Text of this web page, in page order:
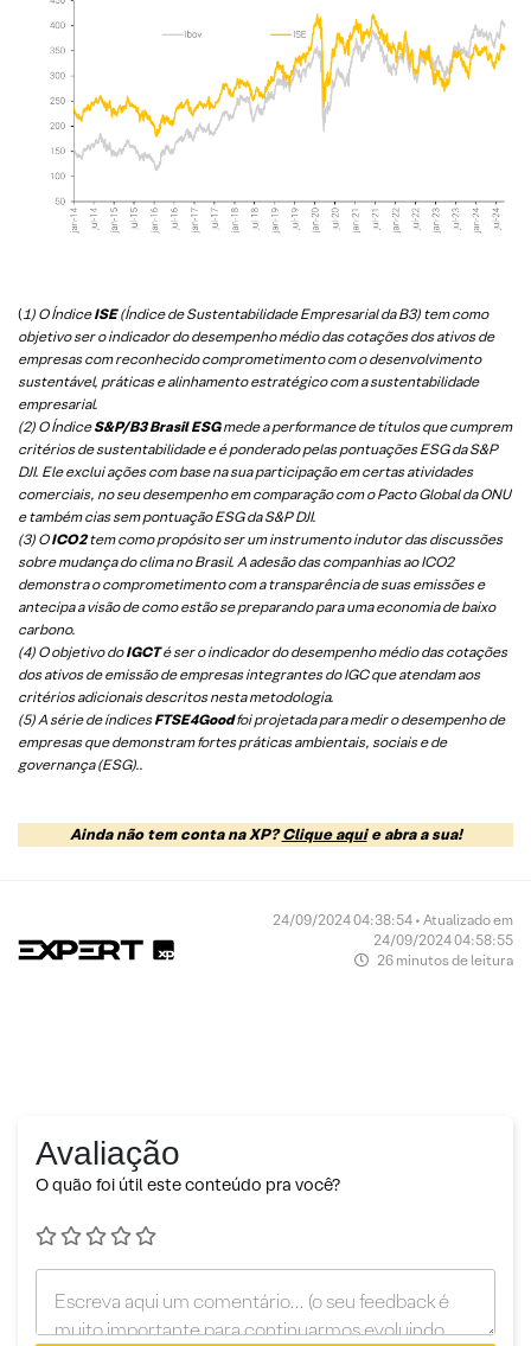
( 1) O ÍndiceISE(Índice de Sustentabilidade Empresarial da B3) tem como
objetivo ser o indicador do desempenho médio das cotações dos ativos de
empresas com reconhecido comprometimento com o desenvolvimento
sustentável, práticas e alinhamento estratégico com a sustentabilidade
empresarial.
(2) O ÍndiceS&P/B3 Brasil ESGmede a performance de títulos que cumprem
critérios de sustentabilidade e é ponderado pelas pontuações ESG da S&P
DJI. Ele exclui ações com base na sua participação em certas atividades
comerciais, no seu desempenho em comparação com o Pacto Global da ONU
e também cias sem pontuação ESG da S&P DJI.
(3) OICO2tem como propósito ser um instrumento indutor das discussões
sobre mudança do clima no Brasil. A adesão das companhias ao ICO2
demonstra o comprometimento com a transparência de suas emissões e
antecipa a visão de como estão se preparando para uma economia de baixo
carbono.
(4) O objetivo doIGCTé ser o indicador do desempenho médio das cotações
dos ativos de emissão de empresas integrantes do IGC que atendam aos
critérios adicionais descritos nesta metodologia.
(5) A série de índicesFTSE4Goodfoi projetada para medir o desempenho de
empresas que demonstram fortes práticas ambientais, sociais e de
governança (ESG)..
Ainda não tem conta na XP?Clique aquie abra a sua!
24/09/2024 04:38:54 • Atualizado em
24/09/2024 04:58:55
26 minutos de leitura
Avaliação
O quão foi útil este conteúdo pra você?